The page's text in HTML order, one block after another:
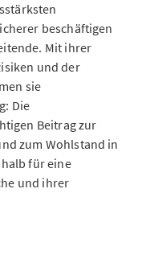
beschäftigen
Mit ihrer
und der
sie
Die
Beitrag zur
zum Wohlstand in
für eine
und ihrer